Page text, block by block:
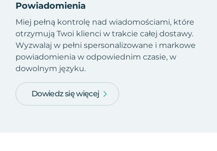
Powiadomienia
Miej pełną kontrolę nad wiadomościami, które
otrzymują Twoi klienci w trakcie całej dostawy.
Wyzwalaj w pełni spersonalizowane i markowe
powiadomienia w odpowiednim czasie, w
dowolnym języku.
Dowiedz się więcej